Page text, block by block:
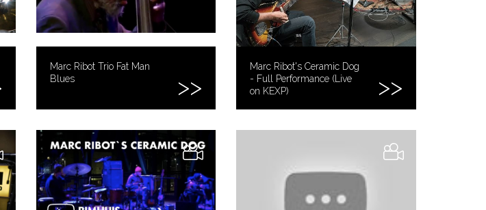
Marc Ribot Trio Fat Man
Blues
Marc Ribot's Ceramic Dog
- Full Performance (Live
on KEXP)